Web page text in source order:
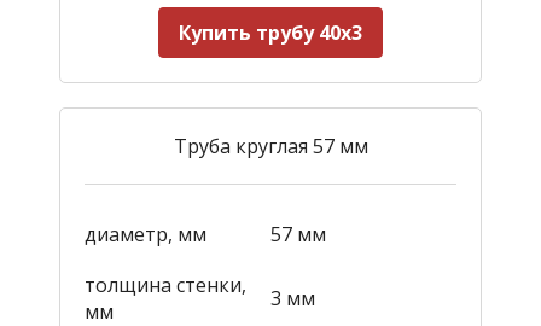
Купить трубу 40х3
Труба круглая 57 мм
диаметр, мм
57 мм
толщина стенки,
мм
3 мм